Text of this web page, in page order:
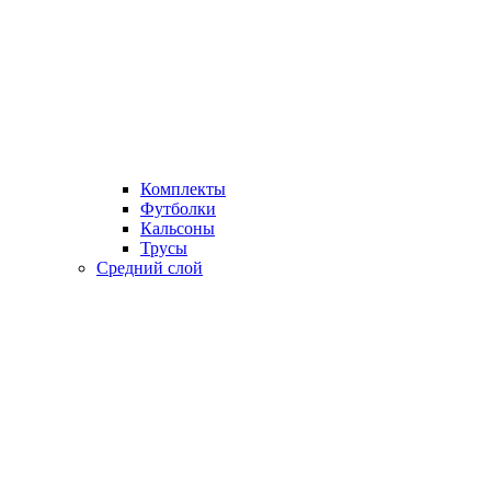
Комплекты
Футболки
Кальсоны
Трусы
Средний слой